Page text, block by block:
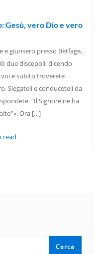
Gesù, vero Dio e vero
e giunsero presso Bètfage,
due discepoli, dicendo
e subito troverete
Slegateli e conduceteli da
“Il Signore ne ha
Ora […]
read
Cerca